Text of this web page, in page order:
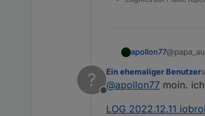
apollon77
?
Offline
Ein ehemaliger Benutzer
@apollon77 moin.
LOG 2022.12.11